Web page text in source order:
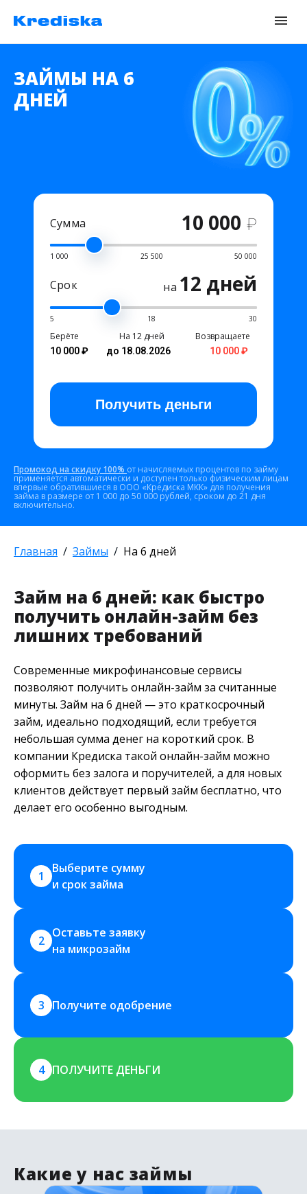
ЗАЙМЫ НА 6
ДНЕЙ
Сумма 10 000 ₽
1 000 25 500 50 000
Срок на 12 дней
5 18 30
Берёте
10 000 ₽
На 12 дней
до 18.08.2026
Возвращаете
10 000 ₽
Получить деньги
Промокод на скидку 100% от начисляемых процентов по займу
применяется автоматически и доступен только физическим лицам
впервые обратившиеся в ООО «Кредиска МКК» для получения
займа в размере от 1 000 до 50 000 рублей, сроком до 21 дня
включительно.
Главная Займы На 6 дней
Займ на 6 дней: как быстро
получить онлайн-займ без
лишних требований
Современные микрофинансовые сервисы
позволяют получить онлайн-займ за считанные
минуты. Займ на 6 дней — это краткосрочный
займ, идеально подходящий, если требуется
небольшая сумма денег на короткий срок. В
компании Кредиска такой онлайн-займ можно
оформить без залога и поручителей, а для новых
клиентов действует первый займ бесплатно, что
делает его особенно выгодным.
1
Выберите сумму
и срок займа
2
Оставьте заявку
на микрозайм
3 Получите одобрение
4 ПОЛУЧИТЕ ДЕНЬГИ
Какие у нас займы